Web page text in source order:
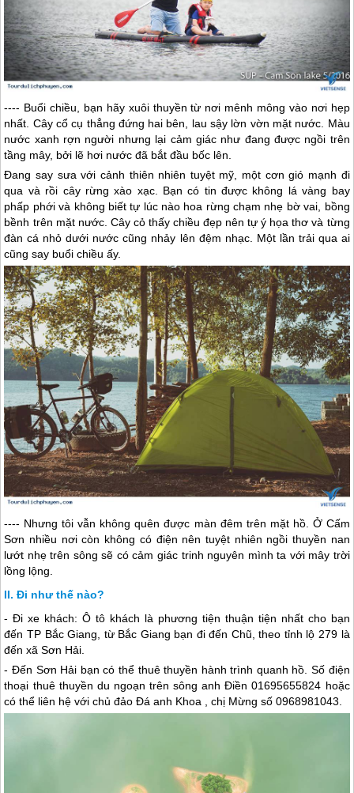
---- Buổi chiều, bạn hãy xuôi thuyền từ nơi mênh mông vào nơi hẹp
nhất. Cây cổ cụ thẳng đứng hai bên, lau sậy lờn vờn mặt nước. Màu
nước xanh rợn người nhưng lại cảm giác như đang được ngồi trên
tầng mây, bởi lẽ hơi nước đã bắt đầu bốc lên.
Đang say sưa với cảnh thiên nhiên tuyệt mỹ, một cơn gió mạnh đi
qua và rồi cây rừng xào xạc. Bạn có tin được không lá vàng bay
phấp phới và không biết tự lúc nào hoa rừng chạm nhẹ bờ vai, bồng
bềnh trên mặt nước. Cây cỏ thấy chiều đẹp nên tự ý họa thơ và từng
đàn cá nhỏ dưới nước cũng nhảy lên đệm nhạc. Một lần trải qua ai
cũng say buổi chiều ấy.
---- Nhưng tôi vẫn không quên được màn đêm trên mặt hồ. Ở Cấm
Sơn nhiều nơi còn không có điện nên tuyệt nhiên ngồi thuyền nan
lướt nhẹ trên sông sẽ có cảm giác trinh nguyên mình ta với mây trời
lồng lộng.
Đi như thế nào?
- Đi xe khách: Ô tô khách là phương tiện thuận tiện nhất cho bạn
đến TP Bắc Giang, từ Bắc Giang bạn đi đến Chũ, theo tỉnh lộ 279 là
đến xã Sơn Hải.
- Đến Sơn Hải bạn có thể thuê thuyền hành trình quanh hồ. Số điện
thoại thuê thuyền du ngoạn trên sông anh Điền 01695655824 hoặc
có thể liên hệ với chủ đảo Đá anh Khoa , chị Mừng số 0968981043.